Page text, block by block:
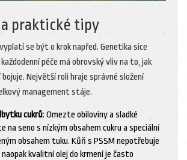
praktické tipy
se být o krok napřed. Genetika sice
péče má obrovský vliv na to, jak
bojuje. Největší roli hraje správné složení
management stáje.
cukrů: Omezte obiloviny a sladké
na seno s nízkým obsahem cukru a speciální
obsahem tuku. Kůň s PSSM nepotřebuje
kvalitní olej do krmení je často